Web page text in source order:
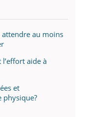
au moins
aide à
et
physique?